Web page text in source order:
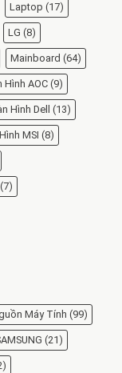
Laptop (17)
LG (8)
Mainboard (64)
Hình AOC (9)
Hình Dell (13)
MSI (8)
(7)
Máy Tính (99)
(21)